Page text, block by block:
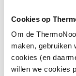
Cookies op
Om de
maken, gebruiken
cookies (en
willen we cookies
Downloads